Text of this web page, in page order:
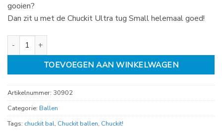
gooien?
Dan zit u met de Chuckit Ultra tug Small helemaal goed!
Chuckit Ultra tug Small 5cm aantal
TOEVOEGEN AAN WINKELWAGEN
Artikelnummer: 30902
Categorie: Ballen
Tags: chuckit bal, Chuckit ballen, Chuckit!